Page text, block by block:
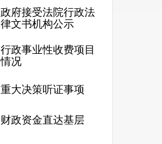
政府接受法院行政法
律文书机构公示
行政事业性收费项目
情况
重大决策听证事项
财政资金直达基层